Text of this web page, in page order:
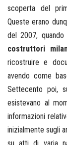
scoperta del
Queste erano
del 2007,
costruttori
ricostruire e
avendo come
Settecento poi,
esistevano al
informazioni
inizialmente sugli